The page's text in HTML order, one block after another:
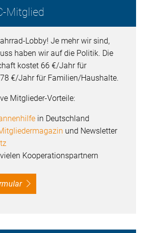
Mitglied
Lobby! Je mehr wir sind,
haben wir auf die Politik. Die
kostet 66 €/Jahr für
€/Jahr für Familien/Haushalte.
Mitglieder-Vorteile:
in Deutschland
und Newsletter
Kooperationspartnern